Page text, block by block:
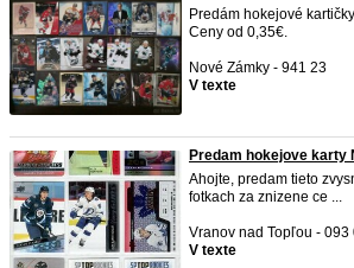
Predám hokejové
Ceny od 0,35€.
Nové Zámky - 941 23
V texte
Predam hokejove karty
Ahojte, predam tieto
fotkach za znizene ce ...
Vranov nad Topľou - 093
V texte